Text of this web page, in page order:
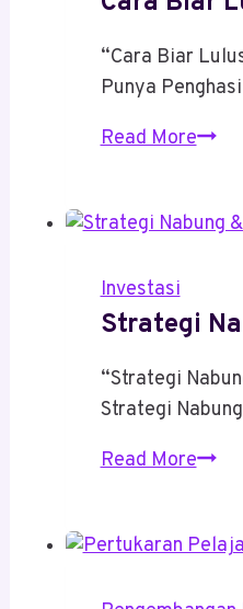
“Cara Biar
Punya
Read MoreCara
Investasi
Strategi
“Strategi
Strategi
Read More